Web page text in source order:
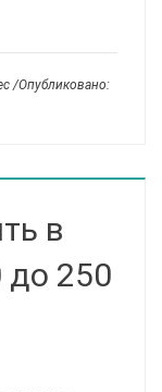
/Опубликовано:
в
до 250